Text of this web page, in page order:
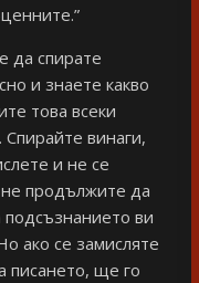
да спирате
и знаете какво
това всеки
винаги,
и не се
продължите да
ви
ако се замисляте
писането, ще го